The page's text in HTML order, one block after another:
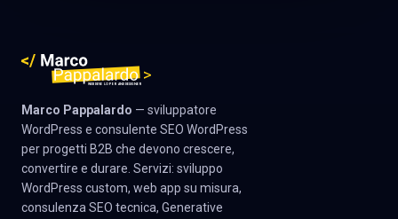
Marco Pappalardo — sviluppatore
WordPress e consulente SEO WordPress
per progetti B2B che devono crescere,
convertire e durare. Servizi: sviluppo
WordPress custom, web app su misura,
consulenza SEO tecnica, Generative